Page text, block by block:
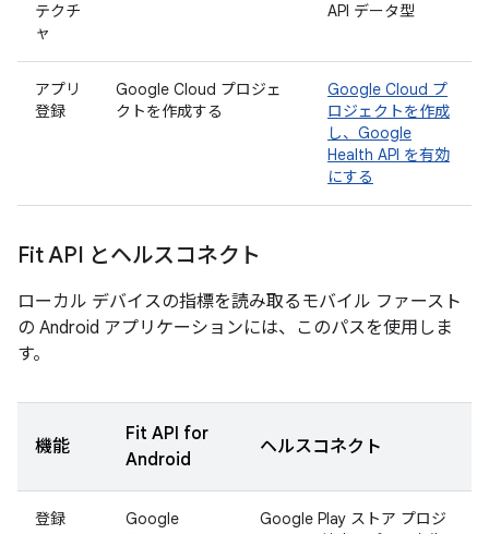
テクチ
ャ
API データ型
アプリ
登録
Google Cloud プロジェ
クトを作成する
Google Cloud プ
ロジェクトを作成
し、Google
Health API を有効
にする
Fit API とヘルスコネクト
ローカル デバイスの指標を読み取るモバイル ファースト
の Android アプリケーションには、このパスを使用しま
す。
機能
Fit API for
Android
ヘルスコネクト
登録
Google
Google Play ストア プロジ